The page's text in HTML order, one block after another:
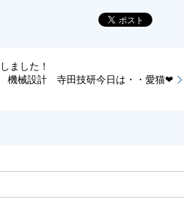
ました！
機械設計 寺田技研今日は・・愛猫❤